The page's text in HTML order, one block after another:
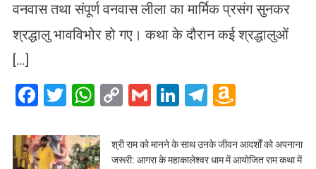
वनवास तथा संपूर्ण वनवास लीला का मार्मिक प्रसंग सुनकर
श्रद्धालु भावविभोर हो गए। कथा के दौरान कई श्रद्धालुओं
[…]
Facebook
Twitter
WhatsApp
CopyGmailLinkedIn
Telegram
List
​श्री राम को मानने के साथ उनके जीवन आदर्शों को अपनाना
जरूरी: आगरा के महाकालेश्वर धाम में आयोजित राम कथा में